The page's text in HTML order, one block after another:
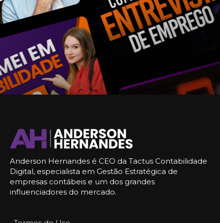
Anderson Hernandes é CEO da Tactus Contabilidade
Digital, especialista em Gestão Estratégica de
empresas contábeis e um dos grandes
influenciadores do mercado.